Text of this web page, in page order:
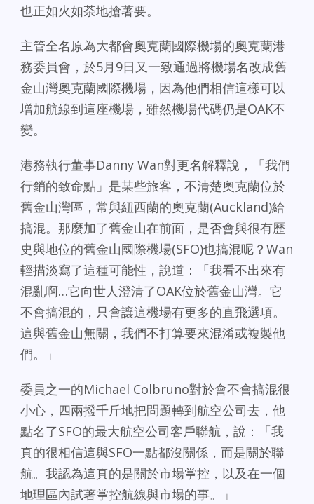
也正如火如荼地搶著要。
主管全名原為大都會奧克蘭國際機場的奧克蘭港
務委員會，於5月9日又一致通過將機場名改成舊
金山灣奧克蘭國際機場，因為他們相信這樣可以
增加航線到這座機場，雖然機場代碼仍是OAK不
變。
港務執行董事Danny Wan對更名解釋說，「我們
行銷的致命點」是某些旅客，不清楚奧克蘭位於
舊金山灣區，常與紐西蘭的奧克蘭(Auckland)給
搞混。那麼加了舊金山在前面，是否會與很有歷
史與地位的舊金山國際機場(SFO)也搞混呢？Wan
輕描淡寫了這種可能性，說道：「我看不出來有
混亂啊…它向世人澄清了OAK位於舊金山灣。它
不會搞混的，只會讓這機場有更多的直飛選項。
這與舊金山無關，我們不打算要來混淆或複製他
們。」
委員之一的Michael Colbruno對於會不會搞混很
小心，四兩撥千斤地把問題轉到航空公司去，他
點名了SFO的最大航空公司客戶聯航，說：「我
真的很相信這與SFO一點都沒關係，而是關於聯
航。我認為這真的是關於市場掌控，以及在一個
地理區內試著掌控航線與市場的事。」